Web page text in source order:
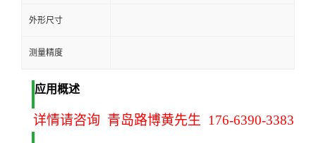
外形尺寸
测量精度
应用概述
详情请咨询 青岛路博黄先生 176-6390-3383